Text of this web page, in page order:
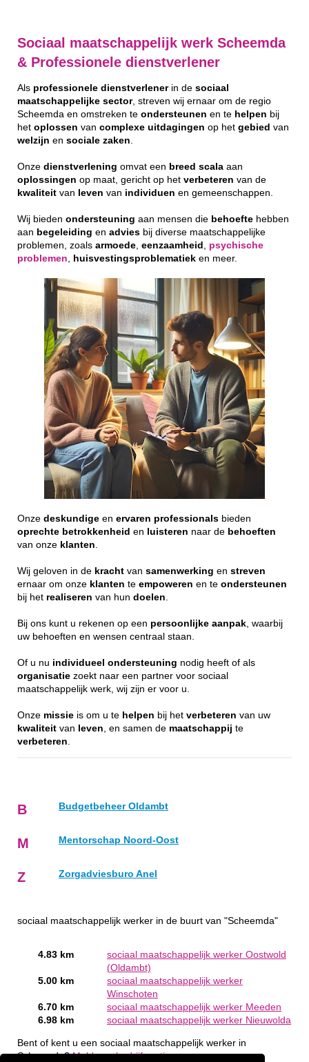
Sociaal maatschappelijk werk Scheemda
& Professionele dienstverlener
Als professionele dienstverlenerin de sociaal
maatschappelijke sector, streven wij ernaar om de regio
Scheemda en omstreken te ondersteunen en te helpen bij
het oplossen van complexe uitdagingen op het gebied van
welzijn en sociale zaken
Onze dienstverlening omvat een breed scala aan
oplossingen op maat, gericht op het verbeteren van de
kwaliteit van leven van individuen en gemeenschappen.
Wij bieden ondersteuning aan mensen die behoefte hebben
aan begeleiding en advies bij diverse maatschappelijke
problemen, zoals armoede eenzaamheid
psychische
problemen
huisvestingsproblematiek en meer.
Onze deskundige en ervaren professionals bieden
oprechte betrokkenheid en luisteren naar de behoeften
van onze klanten
Wij geloven in de kracht van samenwerking en streven
ernaar om onze klanten te empoweren en te ondersteunen
bij het realiseren van hun doelen
Bij ons kunt u rekenen op een persoonlijke aanpak , waarbij
uw behoeften en wensen centraal staan.
Of u nu individueel ondersteuning nodig heeft of als
organisatie zoekt naar een partner voor sociaal
maatschappelijk werk, wij zijn er voor u.
Onze missie is om u te helpen bij het verbeteren van uw
kwaliteit van leven , en samen de maatschappij te
verbeteren
B Budgetbeheer Oldambt
M Mentorschap Noord-Oost
Z Zorgadviesburo Anel
sociaal maatschappelijk werker in de buurt van "Scheemda"
4.83 km
sociaal maatschappelijk werker Oostwold
(Oldambt)
5.00 km
sociaal maatschappelijk werker
Winschoten
6.70 km
sociaal maatschappelijk werker Meeden
6.98 km
sociaal maatschappelijk werker Nieuwolda
Bent of kent u een sociaal maatschappelijk werker in
Scheemda?Meld een bedrijf gratis aan